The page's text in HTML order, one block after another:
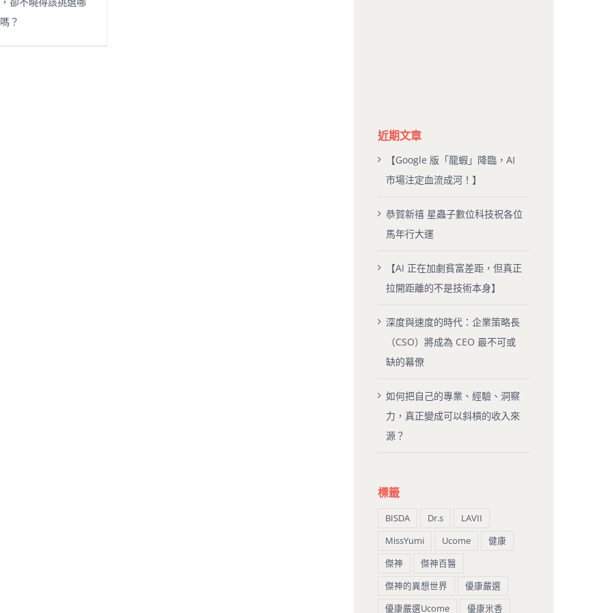
？
近期文章
【Google 版「龍蝦」降臨，AI
市場注定血流成河！】
恭賀新禧 星蟲子數位科技祝各位
馬年行大運
【AI 正在加劇貧富差距，但真正
拉開距離的不是技術本身】
深度與速度的時代：企業策略長
（CSO）將成為 CEO 最不可或
缺的幕僚
如何把自己的專業、經驗、洞察
力，真正變成可以斜槓的收入來
源？
標籤
BISDA Dr.s
LAVII
MissYumi
Ucome
健康
傑神
傑神百醫
傑神的異想世界
優康嚴選
優康嚴選Ucome
優康米香